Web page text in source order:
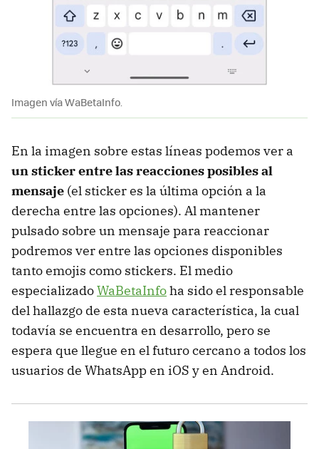
Imagen vía WaBetaInfo.
En la imagen sobre estas líneas podemos ver a
un sticker entre las reacciones posibles al
mensaje (el sticker es la última opción a la
derecha entre las opciones). Al mantener
pulsado sobre un mensaje para reaccionar
podremos ver entre las opciones disponibles
tanto emojis como stickers. El medio
especializadoWaBetaInfoha sido el responsable
del hallazgo de esta nueva característica, la cual
todavía se encuentra en desarrollo, pero se
espera que llegue en el futuro cercano a todos los
usuarios de WhatsApp en iOS y en Android.